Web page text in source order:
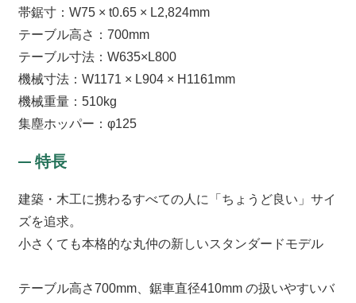
帯鋸寸：W75 × t0.65 × L2,824mm
テーブル高さ：700mm
テーブル寸法：W635×L800
機械寸法：W1171 × L904 × H1161mm
機械重量：510kg
集塵ホッパー：φ125
特長
建築・木工に携わるすべての人に「ちょうど良い」サイ
ズを追求。
小さくても本格的な丸仲の新しいスタンダードモデル
テーブル高さ700mm、鋸車直径410mm の扱いやすいバ